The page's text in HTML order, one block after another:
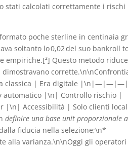
stati calcolati correttamente i rischi
poche sterline in centinaia
soltanto lo 0,02 del suo bankroll
Questo metodo
classica | Era digitale
automatico |\n| Controllo rischio |
|\n| Accessibilità | Solo clienti
definire una base unit proporzionale
fiducia nella selezione;\n*
alla varianza.\n\nOggi gli operatori